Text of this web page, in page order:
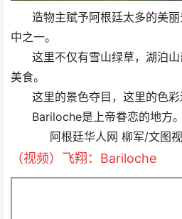
造物主赋予阿根廷太多的美丽
中之一。
这里不仅有雪山绿草，湖泊山
美食。
这里的景色夺目，这里的色彩
Bariloche是上帝眷恋的地方。
阿根廷华人网 柳军/文图
（视频）飞翔：Bariloche